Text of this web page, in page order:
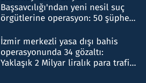
Başsavcılığı'ndan yeni nesil suç
örgütlerine operasyon: 50 şüpheli
İzmir merkezli yasa dışı bahis
operasyonunda 34 gözaltı:
Yaklaşık 2 Milyar liralık para trafiği